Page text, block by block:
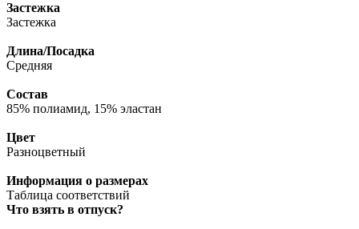
Застежка
Застежка
Длина/Посадка
Средняя
Состав
85% полиамид, 15% эластан
Цвет
Разноцветный
Информация о размерах
Таблица соответствий
Что взять в отпуск?